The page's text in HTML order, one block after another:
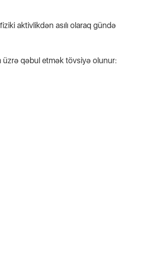
aktivlikdən asılı olaraq gündə
üzrə qəbul etmək tövsiyə olunur: